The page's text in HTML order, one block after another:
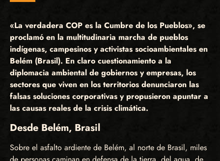
«La verdadera COP es la Cumbre de los Pueblos», se
proclamó en la multitudinaria marcha de pueblos
indígenas, campesinos y activistas socioambientales en
Belém (Brasil). En claro cuestionamiento a la
diplomacia ambiental de gobiernos y empresas, los
sectores que viven en los territorios denunciaron las
falsas soluciones corporativas y propusieron apuntar a
las causas reales de la crisis climática.
Desde Belém, Brasil
Sobre el asfalto ardiente de Belém, al norte de Brasil, miles